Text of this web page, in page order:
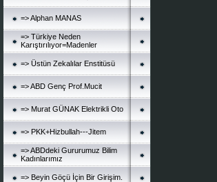
=> Alphan MANAS
=> Türkiye Neden
Karıştırılıyor=Madenler
=> Üstün Zekalılar Enstitüsü
=> ABD Genç Prof.Mucit
=> Murat GÜNAK Elektrikli Oto
=> PKK+Hizbullah---Jitem
=> ABDdeki Gururumuz Bilim
Kadınlarımız
=> Beyin Göçü İçin Bir Girişim.